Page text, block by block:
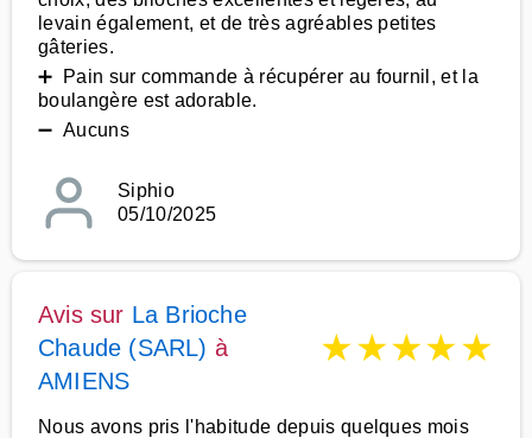
levain également, et de très agréables petites
gâteries.
➕ Pain sur commande à récupérer au fournil, et la
boulangère est adorable.
➖ Aucuns
Siphio
05/10/2025
Avis sur La Brioche
Chaude (SARL) à
AMIENS
★★★★★
Nous avons pris l'habitude depuis quelques mois